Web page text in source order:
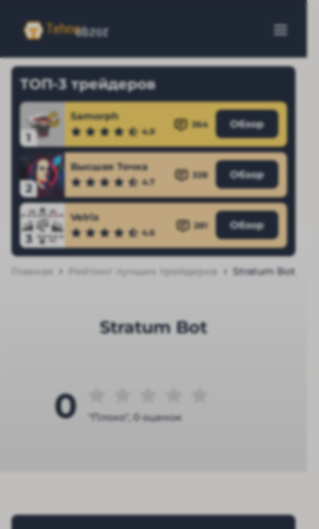
ТОП-3 трейдеров
1
Samorph
4.9
364 Обзор
2
Высшая Точка
4.7
328 Обзор
3
Velrix
4.6
281 Обзор
Главная Рейтинг лучших трейдеров Stratum Bot
Stratum Bot
0 "Плохо", 0 оценок